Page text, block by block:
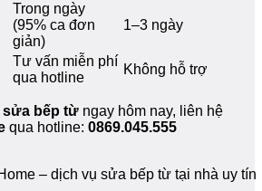
Trong ngày
(95% ca đơn
giản)
1–3 ngày
Tư vấn miễn phí
qua hotline
Không hỗ trợ
sửa bếp từ ngay hôm nay, liên hệ
qua hotline: 0869.045.555
– dịch vụ sửa bếp từ tại nhà uy tín